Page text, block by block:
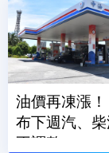
油價再凍漲
布下週汽、
不調整